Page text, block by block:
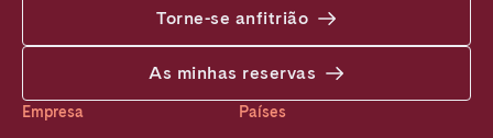
Torne-se anfitrião
As minhas reservas
Empresa Países